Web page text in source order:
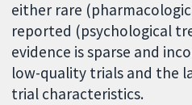
either rare
reported (psychological
evidence is sparse and
low-quality trials and the
trial characteristics.